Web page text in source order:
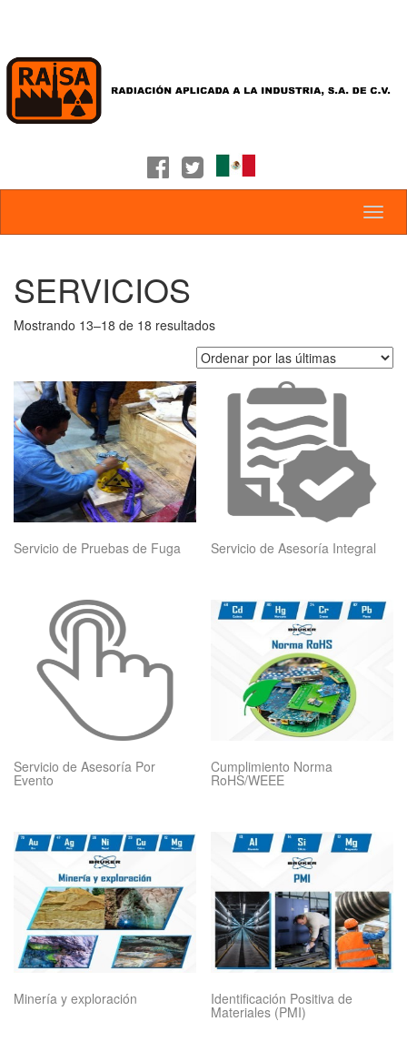
SERVICIOS
Mostrando 13–18 de 18 resultados
Servicio de Pruebas de Fuga Servicio de Asesoría Integral
Servicio de Asesoría Por
Evento
Cumplimiento Norma
RoHS/WEEE
Minería y exploración Identificación Positiva de
Materiales (PMI)